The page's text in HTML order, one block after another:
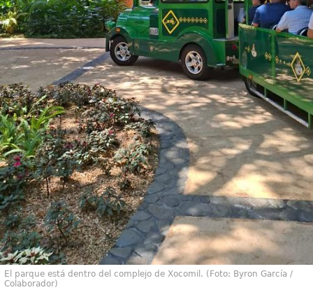
El parque está dentro del complejo de Xocomil. (Foto: Byron García /
Colaborador)